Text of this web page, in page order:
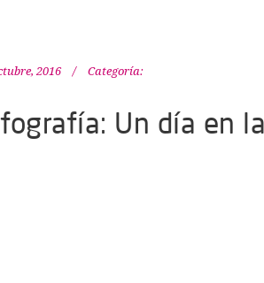
2016 Categoría:
Un día en